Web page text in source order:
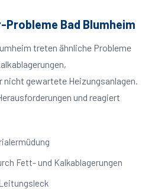
Bad Blumheim
treten ähnliche Probleme
nicht gewartete Heizungsanlagen.
und reagiert
Fett- und Kalkablagerungen